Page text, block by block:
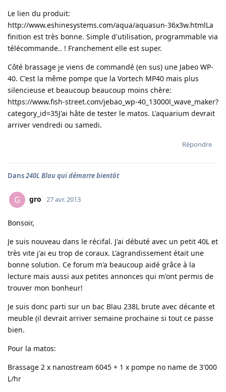
Le lien du produit:
http://www.eshinesystems.com/aqua/aquasun-36x3w.htmlLa
finition est très bonne. Simple d'utilisation, programmable via
télécommande.. ! Franchement elle est super.
Côté brassage je viens de commandé (en sus) une Jabeo WP-
40. C'est la même pompe que la Vortech MP40 mais plus
silencieuse et beaucoup beaucoup moins chère:
https://www.fish-street.com/jebao_wp-40_13000l_wave_maker?
category_id=35J'ai hâte de tester le matos. L'aquarium devrait
arriver vendredi ou samedi.
Répondre
Dans240L Blau qui démarre bientôt
G gro 27 avr. 2013
Bonsoir,
Je suis nouveau dans le récifal. J'ai débuté avec un petit 40L et
très vite j'ai eu trop de coraux. L'agrandissement était une
bonne solution. Ce forum m'a beaucoup aidé grâce à la
lecture mais aussi aux petites annonces qui m'ont permis de
trouver mon bonheur!
Je suis donc parti sur un bac Blau 238L brute avec décante et
meuble (il devrait arriver semaine prochaine si tout ce passe
bien.
Pour la matos:
Brassage 2 x nanostream 6045 + 1 x pompe no name de 3'000
L/hr